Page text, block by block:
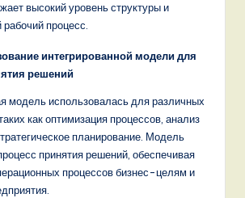
высокий уровень структуры и
процесс.
интегрированной модели для
решений
модель использовалась для различных
как оптимизация процессов, анализ
планирование. Модель
принятия решений, обеспечивая
процессов бизнес-целям и